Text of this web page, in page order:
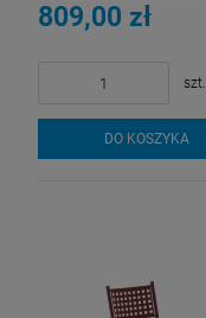
809,00 zł
szt.
DO KOSZYKA